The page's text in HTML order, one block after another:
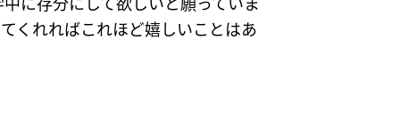
くれればこれほど嬉しいことはあ